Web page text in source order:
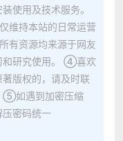
使用及技术服务。
维持本站的日常运营
有资源均来源于网友
和研究使用。 ④喜欢
版权的，请及时联
⑤如遇到加密压缩
密码统一